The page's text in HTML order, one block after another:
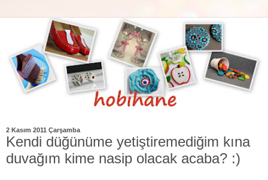
2 Kasım 2011 Çarşamba
Kendi düğünüme yetiştiremediğim kına
duvağım kime nasip olacak acaba? :)